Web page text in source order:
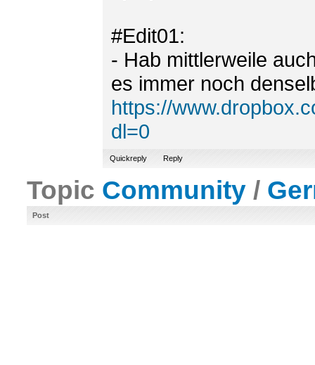
#Edit01:
- Hab mittlerweile
es immer noch
https://
dl=0
Quickreply Reply
Topic Community /
Post